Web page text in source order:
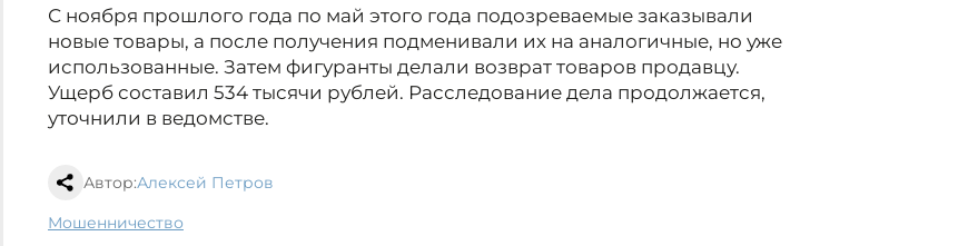
С ноября прошлого года по май этого года подозреваемые заказывали
новые товары, а после получения подменивали их на аналогичные, но уже
использованные. Затем фигуранты делали возврат товаров продавцу.
Ущерб составил 534 тысячи рублей. Расследование дела продолжается,
уточнили в ведомстве.
Автор:Алексей Петров
мошенничество